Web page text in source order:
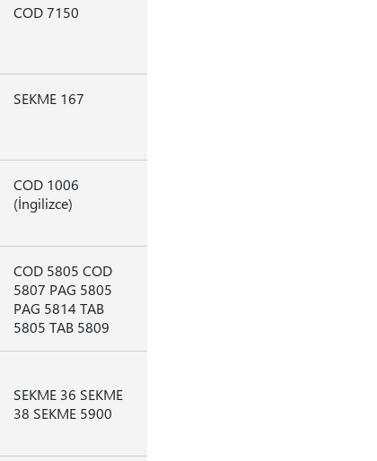
COD 7150
SEKME 167
COD 1006
(İngilizce)
COD 5805 COD
5807 PAG 5805
PAG 5814 TAB
5805 TAB 5809
SEKME 36 SEKME
38 SEKME 5900